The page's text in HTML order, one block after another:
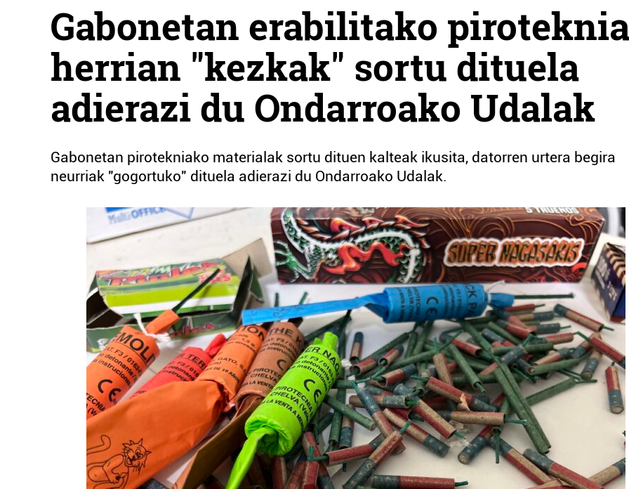
Gabonetan erabilitako
herrian "kezkak" sortu dituela
adierazi du Ondarroako Udalak
Gabonetan pirotekniako materialak sortu dituen kalteak ikusita, datorren urtera begira
neurriak "gogortuko" dituela adierazi du Ondarroako Udalak.